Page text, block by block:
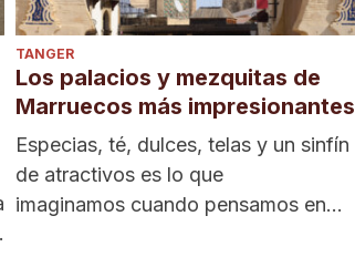
TANGER
Los palacios y mezquitas de
Marruecos más impresionantes
Especias, té, dulces, telas y un sinfín
de atractivos es lo que
imaginamos cuando pensamos en